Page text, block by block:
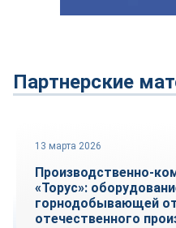
Партнерские
Репортаж
13 марта 2026
Производственно-
«Торус»:
горнодобывающей
отечественного